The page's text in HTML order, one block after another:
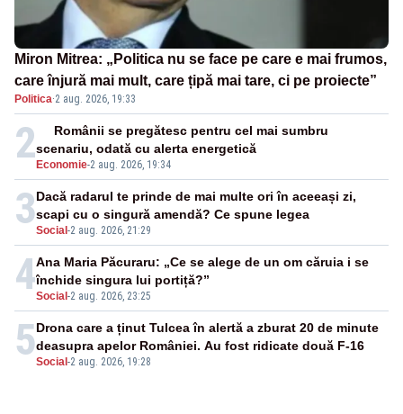
Miron Mitrea: „Politica nu se face pe care e mai frumos,
care înjură mai mult, care țipă mai tare, ci pe proiecte”
Politica·2 aug. 2026, 19:33
2 Economie-2 aug. 2026, 19:34
Românii se pregătesc pentru cel mai sumbru
scenariu, odată cu alerta energetică
3Social -2 aug. 2026, 21:29
Dacă radarul te prinde de mai multe ori în aceeași zi,
scapi cu o singură amendă? Ce spune legea
4Social -2 aug. 2026, 23:25
Ana Maria Păcuraru: „Ce se alege de un om căruia i se
închide singura lui portiță?”
5Social -2 aug. 2026, 19:28
Drona care a ținut Tulcea în alertă a zburat 20 de minute
deasupra apelor României. Au fost ridicate două F-16